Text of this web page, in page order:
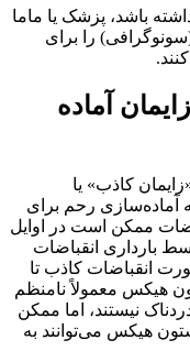
پزشک یا ماما
را برای
آماده
کاذب» یا
رحم برای
است در اوایل
انقباضات
کاذب تا
معمولاً نامنظم
نیستند، اما ممکن
می‌توانند به